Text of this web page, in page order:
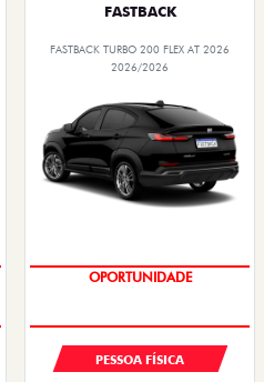
FASTBACK
FASTBACK TURBO 200 FLEX AT 2026
2026/2026
OPORTUNIDADE
PESSOA FÍSICA